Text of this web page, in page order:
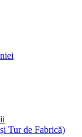
Tur de Fabrică)